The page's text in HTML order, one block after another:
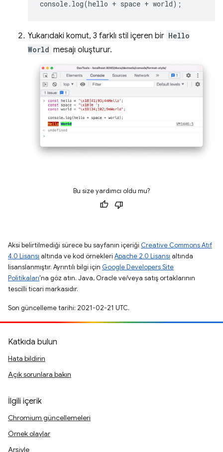
console. log(hello + space + world);
Yukarıdaki komut, 3 farklı stil içeren bir Hello
World mesajı oluşturur.
Bu size yardımcı oldu mu?
Aksi belirtilmediği sürece bu sayfanın içeriği Creative Commons Atıf
4.0 Lisansı altında ve kod örnekleri Apache 2.0 Lisansı altında
lisanslanmıştır. Ayrıntılı bilgi için Google Developers Site
Politikaları'na göz atın. Java, Oracle ve/veya satış ortaklarının
tescilli ticari markasıdır.
Son güncelleme tarihi: 2021-02-21 UTC.
Katkıda bulun
Hata bildirin
Açık sorunlara bakın
İlgili içerik
Chromium güncellemeleri
Örnek olaylar
Arşivle